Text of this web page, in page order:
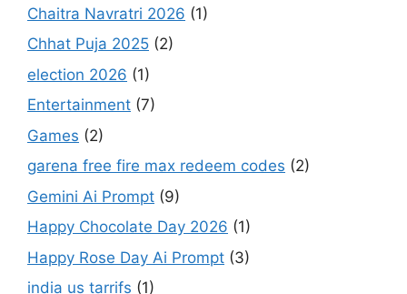
Chaitra Navratri 2026 (1)
Chhat Puja 2025 (2)
election 2026 (1)
Entertainment (7)
Games (2)
garena free fire max redeem codes (2)
Gemini Ai Prompt (9)
Happy Chocolate Day 2026 (1)
Happy Rose Day Ai Prompt (3)
india us tarrifs (1)